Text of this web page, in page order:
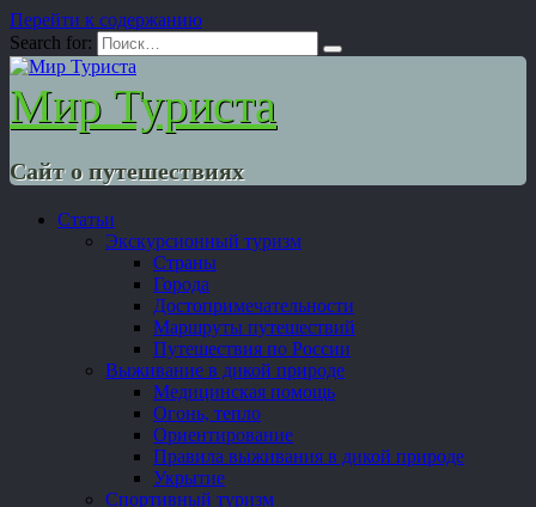
Перейти к содержанию
Search for:
Мир Туриста
Сайт о путешествиях
Статьи
Экскурсионный туризм
Страны
Города
Достопримечательности
Маршруты путешествий
Путешествия по России
Выживание в дикой природе
Медицинская помощь
Огонь, тепло
Ориентирование
Правила выживания в дикой природе
Укрытие
Спортивный туризм